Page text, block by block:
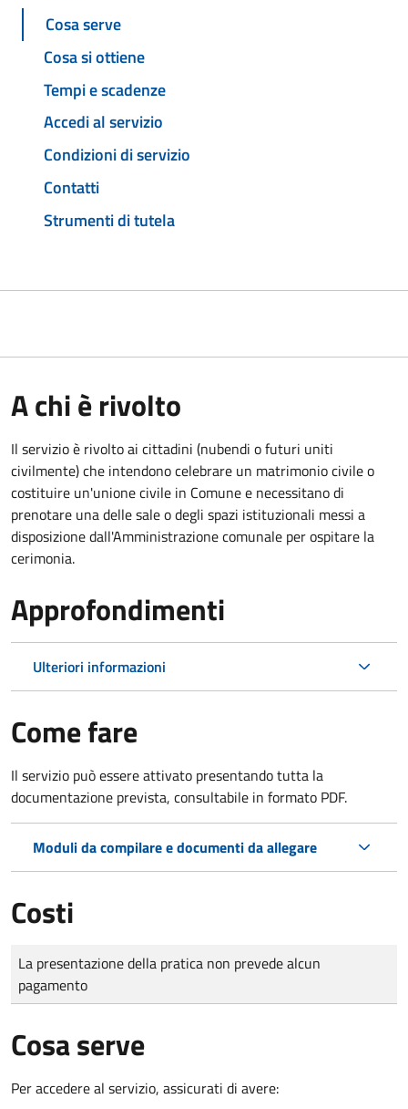
Cosa serve
Cosa si ottiene
Tempi e scadenze
Accedi al servizio
Condizioni di servizio
Contatti
Strumenti di tutela
A chi è rivolto
Il servizio è rivolto ai cittadini (nubendi o futuri uniti
civilmente) che intendono celebrare un matrimonio civile o
costituire un'unione civile in Comune e necessitano di
prenotare una delle sale o degli spazi istituzionali messi a
disposizione dall'Amministrazione comunale per ospitare la
cerimonia.
Approfondimenti
Ulteriori informazioni
Come fare
Il servizio può essere attivato presentando tutta la
documentazione prevista, consultabile in formato PDF.
Moduli da compilare e documenti da allegare
Costi
Tipo di pagamento
Importo
La presentazione della pratica non prevede alcun
pagamento
Cosa serve
Per accedere al servizio, assicurati di avere: